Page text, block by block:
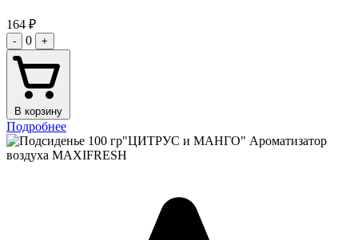
164 ₽
- 0 +
В корзину
Подробнее